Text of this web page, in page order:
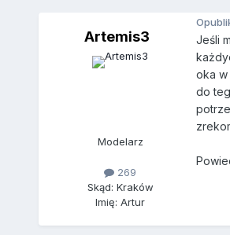
Artemis3
Modelarz
269
Skąd: Kraków
Imię: Artur
Jeśli
oka w
do